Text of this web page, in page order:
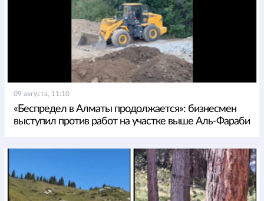
09 августа, 11:10
«Беспредел в Алматы продолжается»: бизнесмен
выступил против работ на участке выше Аль-Фараби